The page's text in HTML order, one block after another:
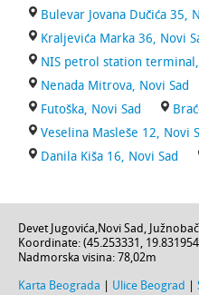
Bulevar Jovana Dučića 35,
Kraljevića Marka 36, Novi
NIS petrol station terminal,
Nenada Mitrova, Novi Sad
Futoška, Novi Sad
Veselina Masleše 12, Novi
Danila Kiša 16, Novi Sad
Devet Jugovića,Novi Sad,
Koordinate: (45.253331 ,
Nadmorska visina: 78,02m
Karta Beograda Ulice Beograd